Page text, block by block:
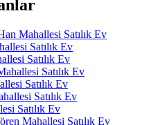
Mahallesi Satılık Ev
Satılık Ev
Satılık Ev
Satılık Ev
Satılık Ev
Satılık Ev
Satılık Ev
Mahallesi Satılık Ev